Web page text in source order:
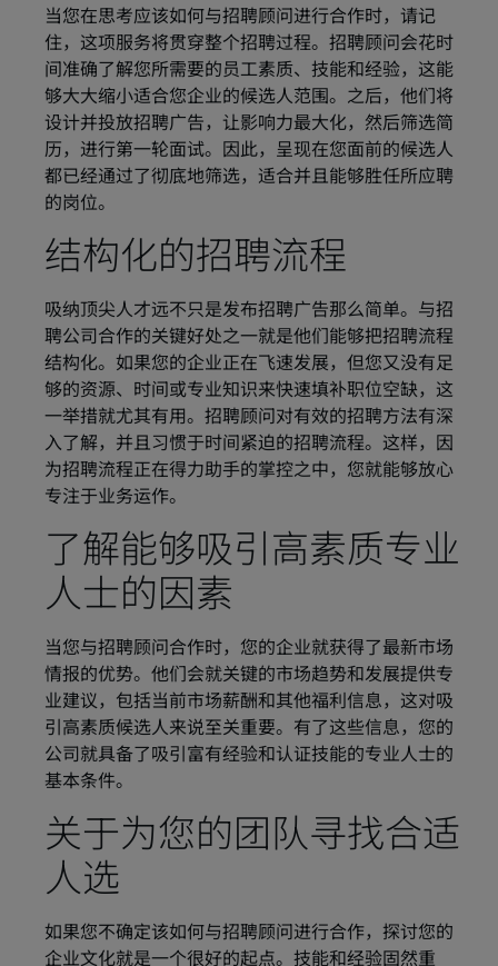
当您在思考应该如何与招聘顾问进行合作时，请记
住，这项服务将贯穿整个招聘过程。招聘顾问会花时
间准确了解您所需要的员工素质、技能和经验，这能
够大大缩小适合您企业的候选人范围。之后，他们将
设计并投放招聘广告，让影响力最大化，然后筛选简
历，进行第一轮面试。因此，呈现在您面前的候选人
都已经通过了彻底地筛选，适合并且能够胜任所应聘
的岗位。
结构化的招聘流程
吸纳顶尖人才远不只是发布招聘广告那么简单。与招
聘公司合作的关键好处之一就是他们能够把招聘流程
结构化。如果您的企业正在飞速发展，但您又没有足
够的资源、时间或专业知识来快速填补职位空缺，这
一举措就尤其有用。招聘顾问对有效的招聘方法有深
入了解，并且习惯于时间紧迫的招聘流程。这样，因
为招聘流程正在得力助手的掌控之中，您就能够放心
专注于业务运作。
了解能够吸引高素质专业
人士的因素
当您与招聘顾问合作时，您的企业就获得了最新市场
情报的优势。他们会就关键的市场趋势和发展提供专
业建议，包括当前市场薪酬和其他福利信息，这对吸
引高素质候选人来说至关重要。有了这些信息，您的
公司就具备了吸引富有经验和认证技能的专业人士的
基本条件。
关于为您的团队寻找合适
人选
如果您不确定该如何与招聘顾问进行合作，探讨您的
企业文化就是一个很好的起点。技能和经验固然重